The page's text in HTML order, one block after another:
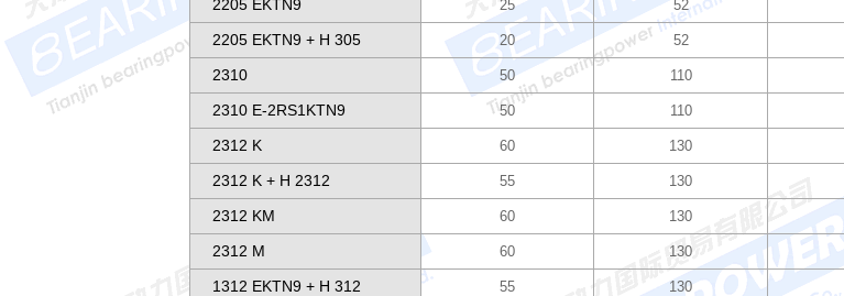
2205 EKTN9 25 52
2205 EKTN9 + H 305 20 52
2310 50 110
2310 E-2RS1KTN9 50 110
2312 K 60 130
2312 K + H 2312 55 130
2312 KM 60 130
2312 M 60 130
1312 EKTN9 + H 312 55 130